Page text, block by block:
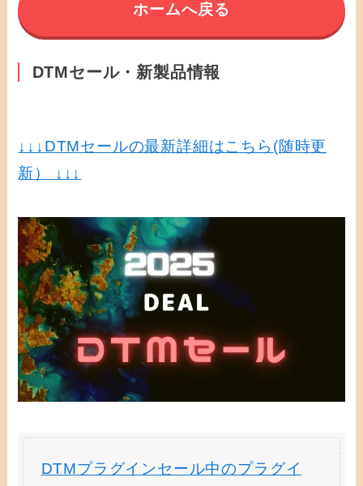
ホームへ戻る
DTMセール・新製品情報
↓↓↓ DTMセールの最新詳細はこちら(随時更
新） ↓↓↓
DTMプラグインセール中のプラグイ